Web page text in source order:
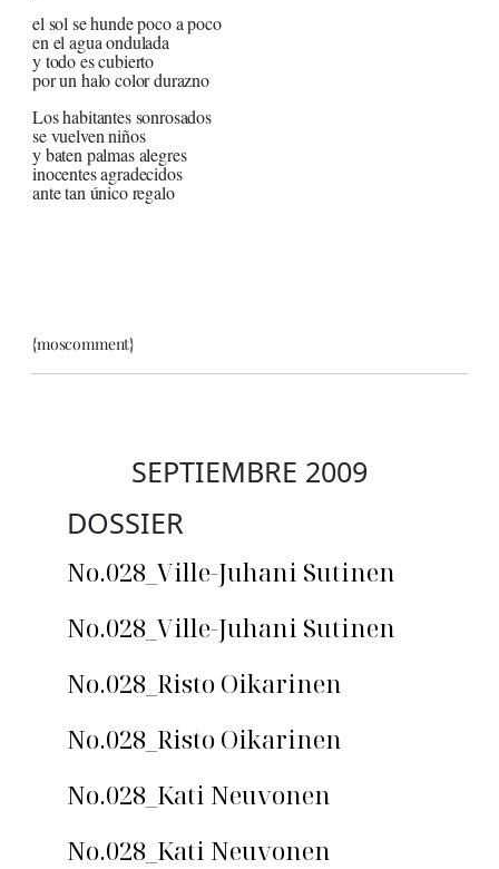
el sol se hunde poco a poco
en el agua ondulada
y todo es cubierto
por un halo color durazno
Los habitantes sonrosados
se vuelven niños
y baten palmas alegres
inocentes agradecidos
ante tan único regalo
{moscomment}
SEPTIEMBRE 2009
DOSSIER
No.028_Ville-Juhani Sutinen
No.028_Ville-Juhani Sutinen
No.028_Risto Oikarinen
No.028_Risto Oikarinen
No.028_Kati Neuvonen
No.028_Kati Neuvonen